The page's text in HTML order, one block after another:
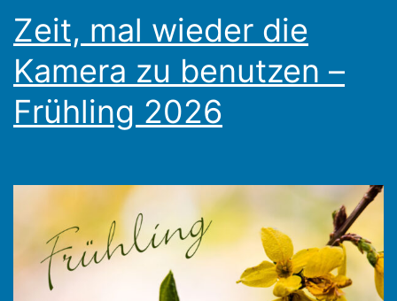
Zeit, mal wieder die
Kamera zu benutzen –
Frühling 2026